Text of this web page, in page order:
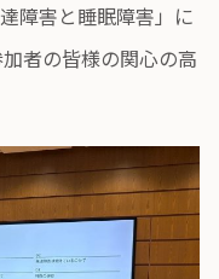
障害と睡眠障害」に
者の皆様の関心の高